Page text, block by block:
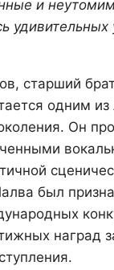
и
удивительных
старший
одним
Он
был
наград